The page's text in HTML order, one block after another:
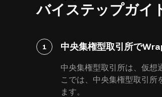
バイステップガイ
1 中央集権型取引所で
中央集権型取引所は、仮想
こでは、中央集権型取引
ます。